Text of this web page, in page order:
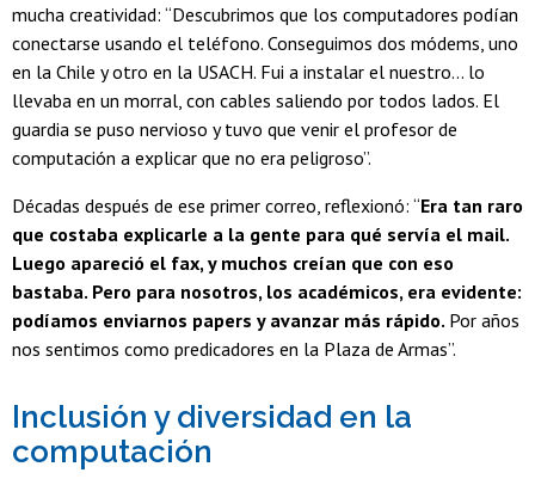
mucha creatividad: “Descubrimos que los computadores podían
conectarse usando el teléfono. Conseguimos dos módems, uno
en la Chile y otro en la USACH. Fui a instalar el nuestro… lo
llevaba en un morral, con cables saliendo por todos lados. El
guardia se puso nervioso y tuvo que venir el profesor de
computación a explicar que no era peligroso”.
Décadas después de ese primer correo, reflexionó: “Era tan raro
que costaba explicarle a la gente para qué servía el mail.
Luego apareció el fax, y muchos creían que con eso
bastaba. Pero para nosotros, los académicos, era evidente:
podíamos enviarnos papers y avanzar más rápido. Por años
nos sentimos como predicadores en la Plaza de Armas”.
Inclusión y diversidad en la
computación